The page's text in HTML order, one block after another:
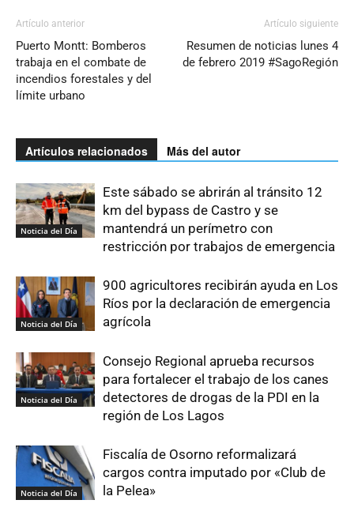
Artículo anterior
Puerto Montt: Bomberos
trabaja en el combate de
incendios forestales y del
límite urbano
Artículo siguiente
Resumen de noticias lunes 4
de febrero 2019 #SagoRegión
Artículos relacionados Más del autor
Noticia del Día
Este sábado se abrirán al tránsito 12
km del bypass de Castro y se
mantendrá un perímetro con
restricción por trabajos de emergencia
Noticia del Día
900 agricultores recibirán ayuda en Los
Ríos por la declaración de emergencia
agrícola
Noticia del Día
Consejo Regional aprueba recursos
para fortalecer el trabajo de los canes
detectores de drogas de la PDI en la
región de Los Lagos
Noticia del Día
Fiscalía de Osorno reformalizará
cargos contra imputado por «Club de
la Pelea»